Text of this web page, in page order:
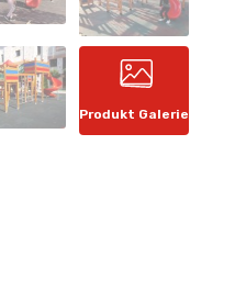
Produkt Galerie